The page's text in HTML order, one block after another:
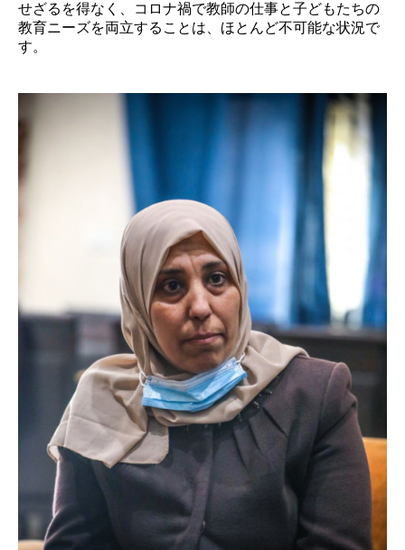
せざるを得なく、コロナ禍で教師の仕事と子どもたちの
教育ニーズを両立することは、ほとんど不可能な状況で
す。